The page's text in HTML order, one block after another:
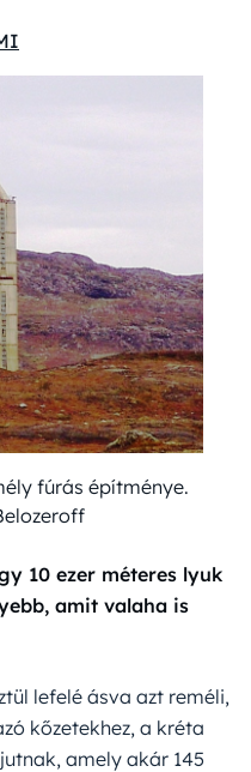
fúrás építménye.
10 ezer méteres lyuk
amit valaha is
lefelé ásva azt reméli,
kőzetekhez, a kréta
amely akár 145